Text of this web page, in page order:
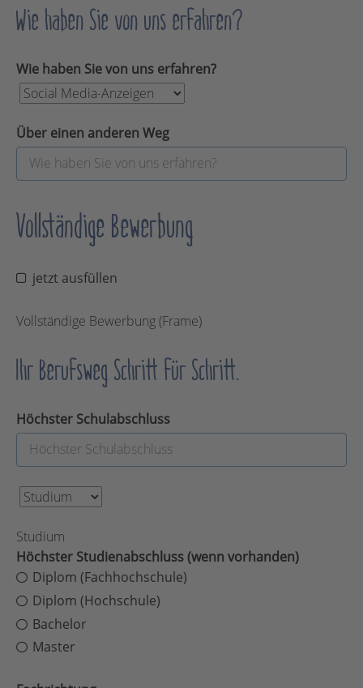
Wie haben Sie von uns erfahren?
Wie haben Sie von uns erfahren?
Über einen anderen Weg
Vollständige Bewerbung
jetzt ausfüllen
Vollständige Bewerbung (Frame)
Ihr Berufsweg Schritt für Schritt.
Höchster Schulabschluss
Studium
Höchster Studienabschluss (wenn vorhanden)
Diplom (Fachhochschule)
Diplom (Hochschule)
Bachelor
Master